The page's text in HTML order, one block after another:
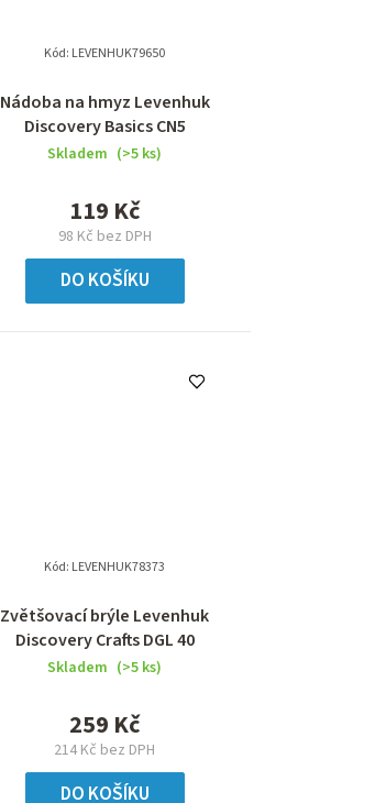
Nádoba na hmyz Levenhuk
Discovery Basics CN5
Skladem (>5 ks)
98 Kč bez DPH
119 Kč
DO KOŠÍKU
Kód: LEVENHUK79650
Zvětšovací brýle Levenhuk
Discovery Crafts DGL 40
Skladem (>5 ks)
214 Kč bez DPH
259 Kč
DO KOŠÍKU
Kód: LEVENHUK78373